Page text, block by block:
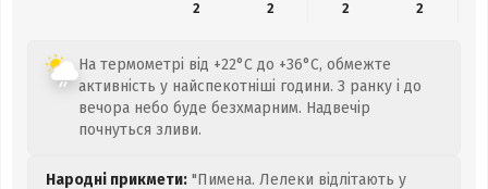
2
2 2 2
На термометрі від +22°C до +36°C, обмежте
активність у найспекотніші години. З ранку і до
вечора небо буде безхмарним. Надвечір
почнуться зливи.
Народні прикмети: "Пимена. Лелеки відлітають у